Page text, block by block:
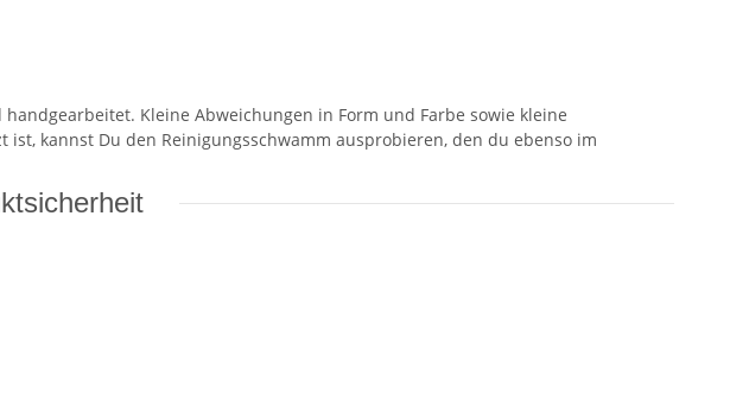
Kleine Abweichungen in Form und Farbe sowie kleine
kannst Du den Reinigungsschwamm ausprobieren, den du ebenso im